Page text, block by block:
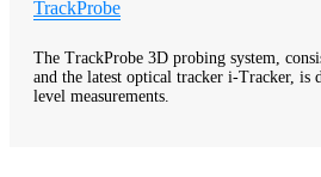
TrackProbe
The TrackProbe 3D probing system,
and the latest optical tracker i-Tracker, is
level measurements.